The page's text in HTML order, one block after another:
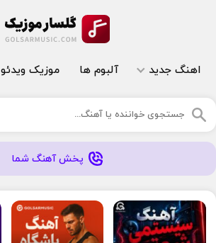
اهنگ جدید آلبوم ها موزیک ویدئو
پخش آهنگ شما